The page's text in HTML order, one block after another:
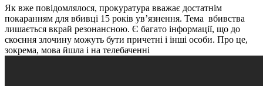
Як вже повідомлялося, прокуратура вважає достатнім
покаранням для вбивці 15 років ув’язнення. Тема вбивства
лишається вкрай резонансною. Є багато інформації, що до
скоєння злочину можуть бути причетні і інші особи. Про це,
зокрема, мова йшла і на телебаченні